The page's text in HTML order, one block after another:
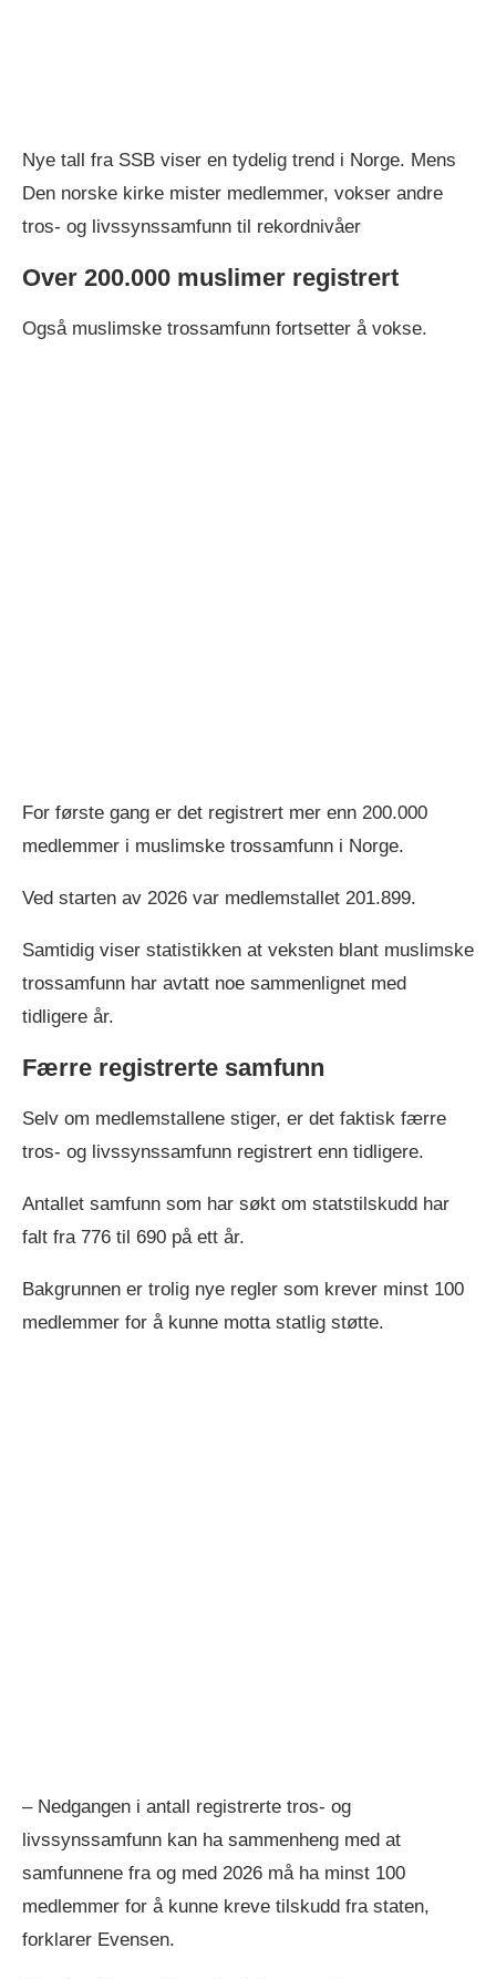
Nye tall fra SSB viser en tydelig trend i Norge. Mens
Den norske kirke mister medlemmer, vokser andre
tros- og livssynssamfunn til rekordnivåer
Over 200.000 muslimer registrert
Også muslimske trossamfunn fortsetter å vokse.
For første gang er det registrert mer enn 200.000
medlemmer i muslimske trossamfunn i Norge.
Ved starten av 2026 var medlemstallet 201.899.
Samtidig viser statistikken at veksten blant muslimske
trossamfunn har avtatt noe sammenlignet med
tidligere år.
Færre registrerte samfunn
Selv om medlemstallene stiger, er det faktisk færre
tros- og livssynssamfunn registrert enn tidligere.
Antallet samfunn som har søkt om statstilskudd har
falt fra 776 til 690 på ett år.
Bakgrunnen er trolig nye regler som krever minst 100
medlemmer for å kunne motta statlig støtte.
– Nedgangen i antall registrerte tros- og
livssynssamfunn kan ha sammenheng med at
samfunnene fra og med 2026 må ha minst 100
medlemmer for å kunne kreve tilskudd fra staten,
forklarer Evensen.